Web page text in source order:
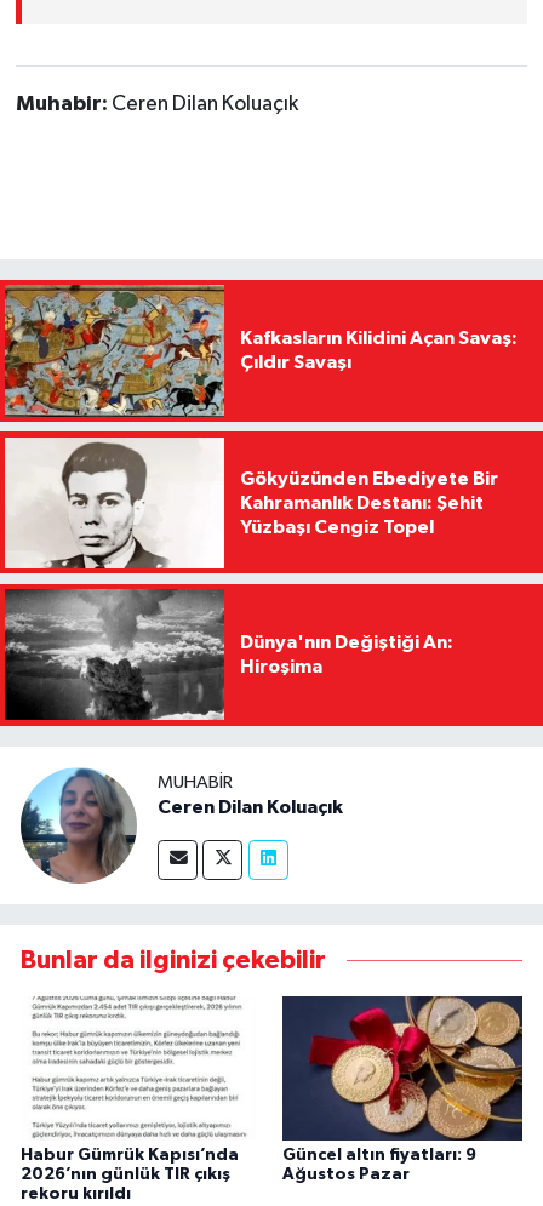
Muhabir: Ceren Dilan Koluaçık
Kafkasların Kilidini Açan Savaş:
Çıldır Savaşı
Gökyüzünden Ebediyete Bir
Kahramanlık Destanı: Şehit
Yüzbaşı Cengiz Topel
Dünya'nın Değiştiği An:
Hiroşima
MUHABIR
Ceren Dilan Koluaçık
Bunlar da ilginizi çekebilir
Habur Gümrük Kapısı’nda
2026’nın günlük TIR çıkış
rekoru kırıldı
Güncel altın fiyatları: 9
Ağustos Pazar